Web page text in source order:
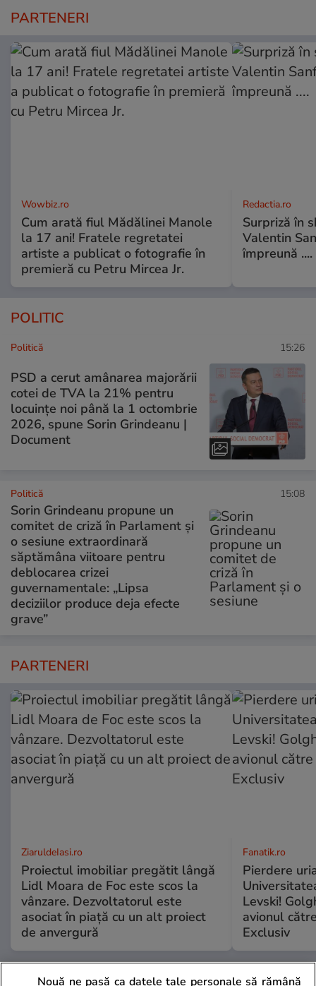
PARTENERI
Wowbiz.ro
Cum arată fiul Mădălinei Manole
la 17 ani! Fratele regretatei
artiste a publicat o fotografie în
premieră cu Petru Mircea Jr.
Redactia.ro
Surpriză în
Valentin
împreună ....
POLITIC
Politică 15:26
PSD a cerut amânarea majorării
cotei de TVA la 21% pentru
locuințe noi până la 1 octombrie
2026, spune Sorin Grindeanu |
Document
Politică 15:08
Sorin Grindeanu propune un
comitet de criză în Parlament și
o sesiune extraordinară
săptămâna viitoare pentru
deblocarea crizei
guvernamentale: „Lipsa
deciziilor produce deja efecte
grave”
PARTENERI
ZiaruldeIasi.ro
Proiectul imobiliar pregătit lângă
Lidl Moara de Foc este scos la
vânzare. Dezvoltatorul este
asociat în piață cu un alt proiect
de anvergură
Fanatik.ro
Pierdere
Levski!
avionul
Exclusiv
Nouă ne pasă ca datele tale personale să rămână